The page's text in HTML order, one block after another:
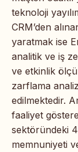
teknoloji
CRM’den
yaratmak ise
analitik ve iş
ve etkinlik
zarflama
edilmektedir.
faaliyet
sektöründeki
memnuniyeti